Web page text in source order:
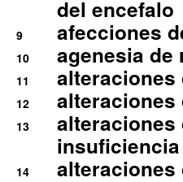
del encefalo
9 afecciones
10 agenesia de
11 alteraciones
12 alteraciones
13
alteraciones
14